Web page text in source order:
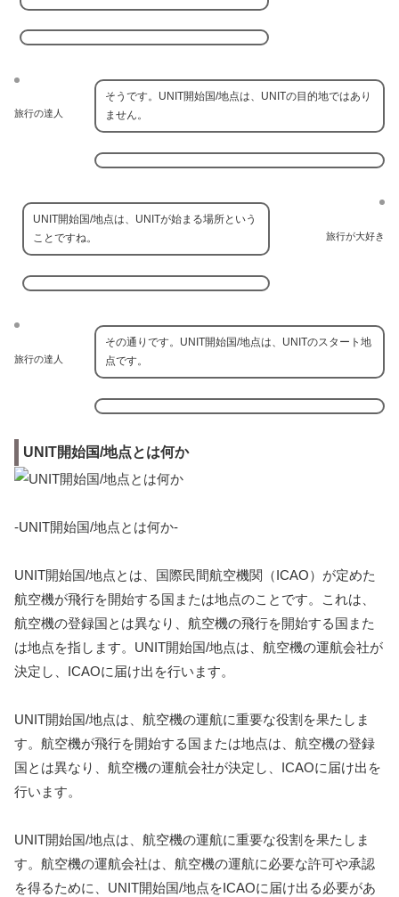
旅行の達人
そうです。UNIT開始国/地点は、UNITの目的地ではあり
ません。
旅行が大好き
UNIT開始国/地点は、UNITが始まる場所という
ことですね。
旅行の達人
その通りです。UNIT開始国/地点は、UNITのスタート地
点です。
UNIT開始国/地点とは何か
-UNIT開始国/地点とは何か-
UNIT開始国/地点とは、国際民間航空機関（ICAO）が定めた
航空機が飛行を開始する国または地点のことです。これは、
航空機の登録国とは異なり、航空機の飛行を開始する国また
は地点を指します。UNIT開始国/地点は、航空機の運航会社が
決定し、ICAOに届け出を行います。
UNIT開始国/地点は、航空機の運航に重要な役割を果たしま
す。航空機が飛行を開始する国または地点は、航空機の登録
国とは異なり、航空機の運航会社が決定し、ICAOに届け出を
行います。
UNIT開始国/地点は、航空機の運航に重要な役割を果たしま
す。航空機の運航会社は、航空機の運航に必要な許可や承認
を得るために、UNIT開始国/地点をICAOに届け出る必要があ